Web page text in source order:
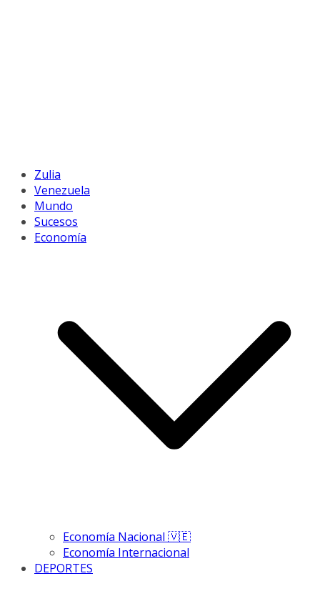
Zulia
Venezuela
Mundo
Sucesos
Economía
Economía Nacional 🇻🇪
Economía Internacional
DEPORTES